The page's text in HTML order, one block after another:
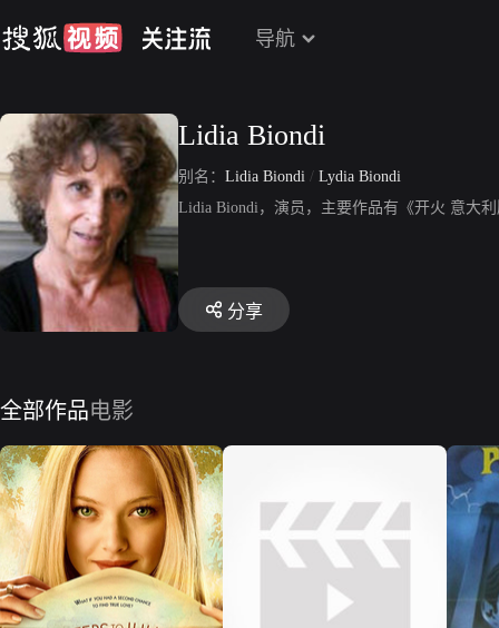
导航
Lidia Biondi
别名： Lidia Biondi / Lydia Biondi
Lidia Biondi，演员，主要作品有《开火 意大
分享
全部作品电影